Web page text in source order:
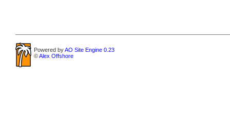
Powered byAO Site Engine 0.23
©Alex Offshore